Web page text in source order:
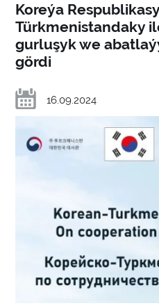
Koreýa
Türkmenistandaky
gurluşyk we
gördi
16.09.2024